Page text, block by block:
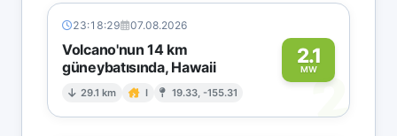
23:18:29 07.08.2026
Volcano'nun 14 km
güneybatısında, Hawaii
29.1 km I 19.33, -155.31
2.1
MW
2